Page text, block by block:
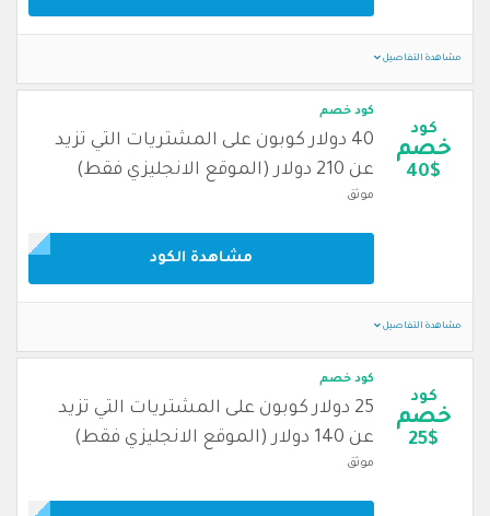
مشاهدة التفاصيل
كود
خصم
40$
كود خصم
40 دولار كوبون على المشتريات التي تزيد
عن 210 دولار (الموقع الانجليزي فقط)
موثق
مشاهدة الكود
مشاهدة التفاصيل
كود
خصم
25$
كود خصم
25 دولار كوبون على المشتريات التي تزيد
عن 140 دولار (الموقع الانجليزي فقط)
موثق